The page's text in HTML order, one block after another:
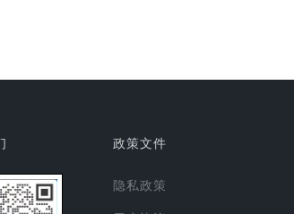
政策文件
隐私政策